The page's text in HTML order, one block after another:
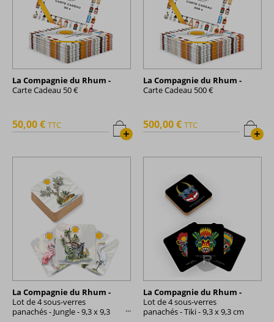
La Compagnie du Rhum -
Carte Cadeau 50 €
+
50,00 € TTC
La Compagnie du Rhum -
Carte Cadeau 500 €
+
500,00 € TTC
La Compagnie du Rhum -
Lot de 4 sous-verres
panachés - Jungle - 9,3 x 9,3
La Compagnie du Rhum -
Lot de 4 sous-verres
panachés - Tiki - 9,3 x 9,3 cm